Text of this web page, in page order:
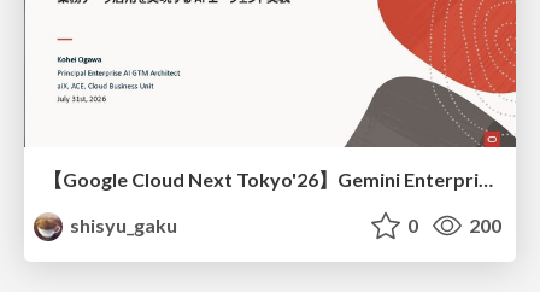
【Google Cloud Next Tokyo'26】Gemini Enterprise と Oracle AI Database で実現する、 業務データ活用を実現する AI エージェント実装
shisyu_gaku
0 200